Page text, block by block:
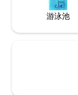
游泳池